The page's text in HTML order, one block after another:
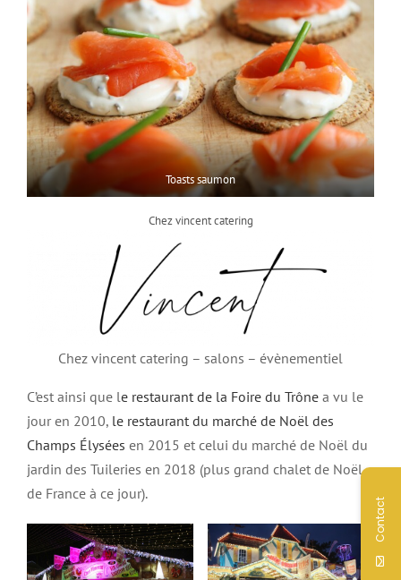
Toasts saumon
Chez vincent catering
Chez vincent catering – salons – évènementiel
C’est ainsi que le restaurant de la Foire du Trône a vu le
jour en 2010, le restaurant du marché de Noël des
Champs Élysées en 2015 et celui du marché de Noël du
jardin des Tuileries en 2018 (plus grand chalet de Noël
de France à ce jour).
Contact